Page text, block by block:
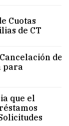
Cuotas
de CT
de
para
que el